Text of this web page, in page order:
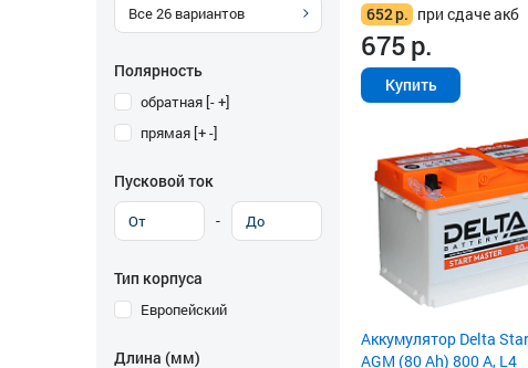
Все26 вариантов
Полярность
обратная [- +]
прямая [+ -]
Пусковой ток
-
Тип корпуса
Европейский
Длина (мм)
652р. при сдаче акб
675р.
Купить
Аккумулятор Delta
AGM (80 Ah) 800 А, L4